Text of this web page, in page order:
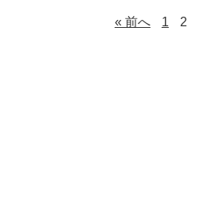
« 前へ 1 2